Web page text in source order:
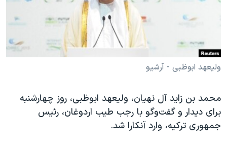
اقتصادی
علم و فناوری
گالری عکس
آرشیو پخش زنده
انتخابات ریاست جمهوری آمریکا ۲۰۲۴
حمله جمهوری اسلامی به اسرائیل
رمز مهسا
اعتراضات زن، زندگی، آزادی
مجموعه مستندهای دادخواهی
ولیعهد ابوظبی - آرشیو
محمد بن زاید آل نهیان، ولیعهد ابوظبی، روز چهارشنبه
برای دیدار و گفت‌و‌گو با رجب طیب اردوغان، رئیس
جمهوری ترکیه، وارد آنکارا شد.